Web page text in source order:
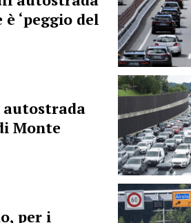
‘peggio del
Monte
per i